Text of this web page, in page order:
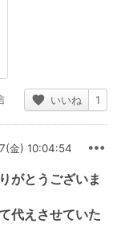
いいね 1
金) 10:04:54
がとうございま
代えさせていた